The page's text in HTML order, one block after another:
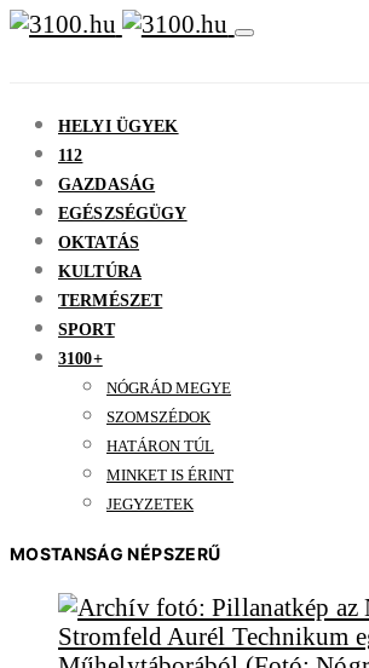
HELYI ÜGYEK
112
GAZDASÁG
EGÉSZSÉGÜGY
OKTATÁS
KULTÚRA
TERMÉSZET
SPORT
3100+
NÓGRÁD MEGYE
SZOMSZÉDOK
HATÁRON TÚL
MINKET IS ÉRINT
JEGYZETEK
MOSTANSÁG NÉPSZERŰ